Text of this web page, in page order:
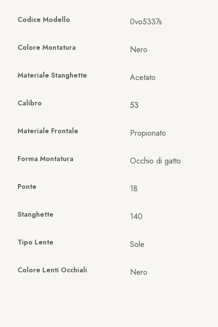
Codice Modello 0vo5337s
Colore Montatura Nero
Materiale Stanghette Acetato
Calibro 53
Materiale Frontale Propionato
Forma Montatura Occhio di gatto
Ponte 18
Stanghette 140
Tipo Lente Sole
Colore Lenti Occhiali Nero